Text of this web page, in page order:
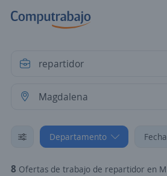
Departamento Fecha
8 Ofertas de trabajo de repartidor en Magdalena